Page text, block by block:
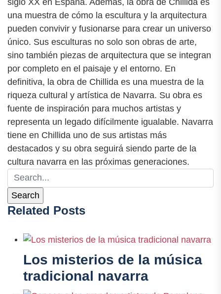
una muestra de cómo la escultura y la arquitectura
pueden convivir y fusionarse para crear un universo
único. Sus esculturas no solo son obras de arte,
sino también piezas de arquitectura que se integran
por completo en el paisaje y el entorno. En
definitiva, la obra de Chillida es una muestra de la
riqueza cultural y artística de Navarra. Su obra es
fuente de inspiración para muchos artistas y
representa un legado difícilmente igualable. Navarra
tiene en Chillida uno de sus artistas más
destacados y su obra seguirá siendo parte de la
cultura navarra en las próximas generaciones.
Related Posts
Los misterios de la música
tradicional navarra